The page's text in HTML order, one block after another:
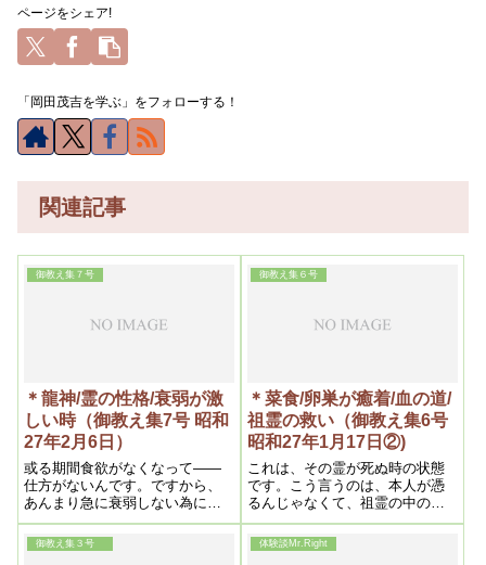
ページをシェア!
「岡田茂吉を学ぶ」をフォローする！
関連記事
御教え集７号
＊龍神/霊の性格/衰弱が激
しい時（御教え集7号 昭和
27年2月6日）
或る期間食欲がなくなって――
仕方がないんです。ですから、
あんまり急に衰弱しない為に
――そう言う時は浄霊を休んで
いるんです。そうすると、幾ら
か食欲がつきますから、そうし
御教え集６号
＊菜食/卵巣が癒着/血の道/
祖霊の救い（御教え集6号
昭和27年1月17日②)
これは、その霊が死ぬ時の状態
です。こう言うのは、本人が憑
るんじゃなくて、祖霊の中の他
の祖霊が、この人を助けてやろ
うと思っているんですから、結
構ですよ。祖霊のうちの難病人
御教え集３号 体験談Mr.Right